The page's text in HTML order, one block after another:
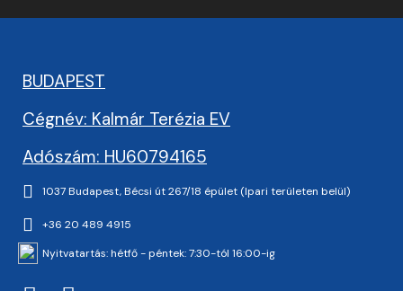
BUDAPEST
Cégnév: Kalmár Terézia EV
Adószám: HU60794165
1037 Budapest, Bécsi út 267/18 épület (Ipari területen belül)
+36 20 489 4915
Nyitvatartás: hétfő - péntek: 7:30-tól 16:00-ig